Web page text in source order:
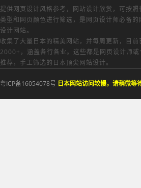
提供网页设计风格参考， 网站设计欣赏 ，可按照
类型和网页颜色进行筛选，是网页设计师必备的
设计网站。
收集了大量日本的精美网站，并每周更新，目前
2000+，涵盖各行各业。这些都是网页设计师或
推荐，手工筛选的日本顶尖网站设计。
粤ICP备16054078号 日本网站访问较慢，请稍微等